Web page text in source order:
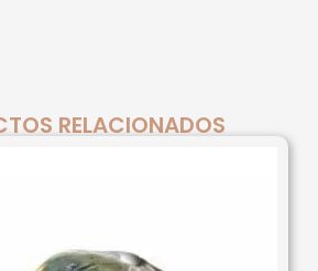
RELACIONADOS